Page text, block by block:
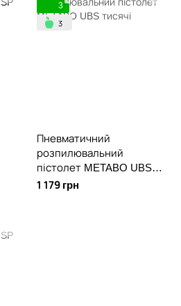
3
Пневматичний
розпилювальний
пістолет METABO UBS
тисячі
1 179 грн